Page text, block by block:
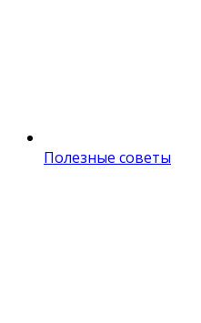
Полезные советы